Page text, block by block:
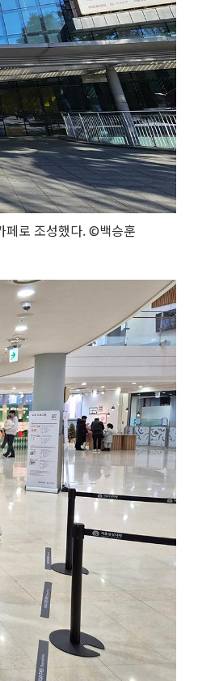
페로 조성했다. ©백승훈